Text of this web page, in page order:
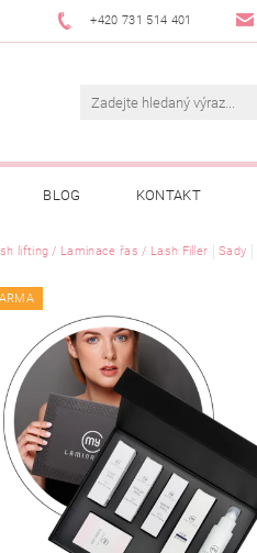
+420 731 514 401
BLOG KONTAKT
lifting / Laminace řas / Lash Filler Sady